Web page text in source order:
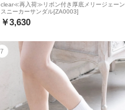
clear≪再入荷≫リボン付き厚底メリージェーン
スニーカーサンダル[ZA0003]
￥3,630